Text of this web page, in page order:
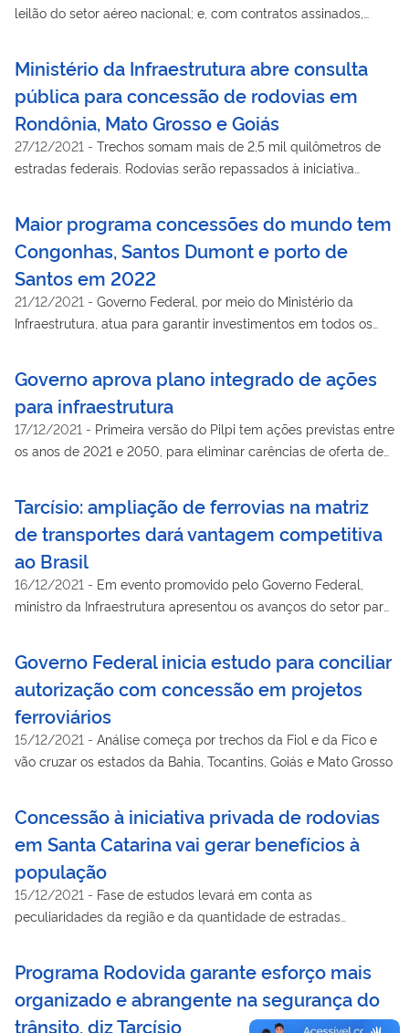
leilão do setor aéreo nacional; e, com contratos assinados,
concluir melhorias em 12 aeródromos
Ministério da Infraestrutura abre consulta
pública para concessão de rodovias em
Rondônia, Mato Grosso e Goiás
27/12/2021 - Trechos somam mais de 2,5 mil quilômetros de
estradas federais. Rodovias serão repassados à iniciativa
Maior programa concessões do mundo tem
Congonhas, Santos Dumont e porto de
Santos em 2022
21/12/2021 - Governo Federal, por meio do Ministério da
Infraestrutura, atua para garantir investimentos em todos os
Governo aprova plano integrado de ações
para infraestrutura
17/12/2021 - Primeira versão do Pilpi tem ações previstas entre
os anos de 2021 e 2050, para eliminar carências de oferta de
Tarcísio: ampliação de ferrovias na matriz
de transportes dará vantagem competitiva
ao Brasil
16/12/2021 - Em evento promovido pelo Governo Federal,
ministro da Infraestrutura apresentou os avanços do setor para
Governo Federal inicia estudo para conciliar
autorização com concessão em projetos
ferroviários
15/12/2021 - Análise começa por trechos da Fiol e da Fico e
vão cruzar os estados da Bahia, Tocantins, Goiás e Mato Grosso
Concessão à iniciativa privada de rodovias
em Santa Catarina vai gerar benefícios à
população
15/12/2021 - Fase de estudos levará em conta as
peculiaridades da região e da quantidade de estradas
Programa Rodovida garante esforço mais
organizado e abrangente na segurança do
trânsito, diz Tarcísio